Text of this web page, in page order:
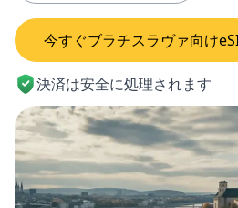
今すぐブラチスラヴァ向け
決済は安全に処理されます